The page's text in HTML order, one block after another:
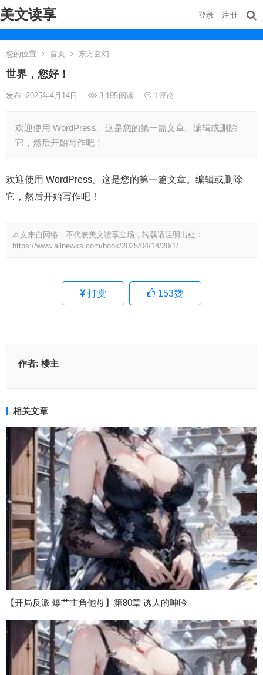
美文读享 登录 注册
您的位置 首页 东方玄幻
世界，您好！
发布: 2025年4月14日 3,195阅读 1评论
欢迎使用 WordPress。这是您的第一篇文章。编辑或删除
它，然后开始写作吧！
欢迎使用 WordPress。这是您的第一篇文章。编辑或删除
它，然后开始写作吧！
本文来自网络，不代表美文读享立场，转载请注明出处：
https://www.allnewxs.com/book/2025/04/14/20/1/
打赏 153赞
作者: 楼主
相关文章
【开局反派 爆艹主角他母】第80章 诱人的呻吟